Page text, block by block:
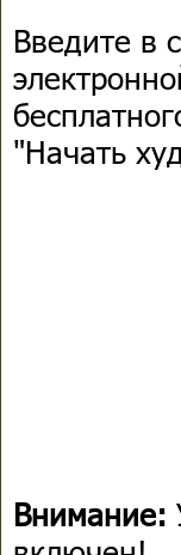
Введите в
"Начать
Внимание: